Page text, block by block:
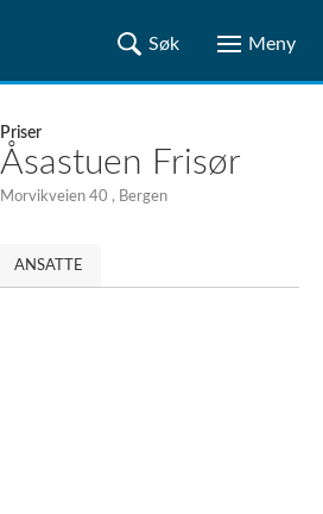
Priser
Åsastuen Frisør
Morvikveien 40 , Bergen
ANSATTE